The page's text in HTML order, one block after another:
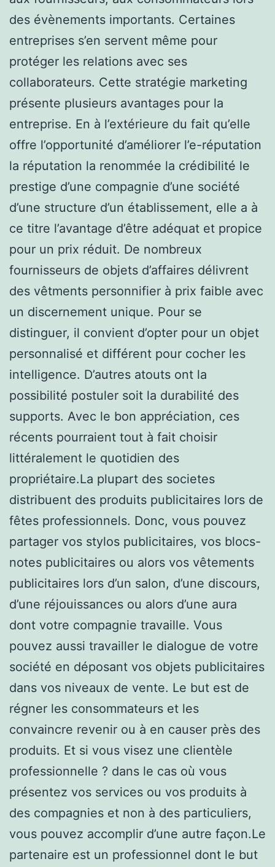
des évènements importants. Certaines
entreprises s’en servent même pour
protéger les relations avec ses
collaborateurs. Cette stratégie marketing
présente plusieurs avantages pour la
entreprise. En à l’extérieure du fait qu’elle
offre l’opportunité d’améliorer l’e-réputation
la réputation la renommée la crédibilité le
prestige d’une compagnie d’une société
d’une structure d’un établissement, elle a à
ce titre l’avantage d’être adéquat et propice
pour un prix réduit. De nombreux
fournisseurs de objets d’affaires délivrent
des vêtments personnifier à prix faible avec
un discernement unique. Pour se
distinguer, il convient d’opter pour un objet
personnalisé et différent pour cocher les
intelligence. D’autres atouts ont la
possibilité postuler soit la durabilité des
supports. Avec le bon appréciation, ces
récents pourraient tout à fait choisir
littéralement le quotidien des
propriétaire.La plupart des societes
distribuent des produits publicitaires lors de
fêtes professionnels. Donc, vous pouvez
partager vos stylos publicitaires, vos blocs-
notes publicitaires ou alors vos vêtements
publicitaires lors d’un salon, d’une discours,
d’une réjouissances ou alors d’une aura
dont votre compagnie travaille. Vous
pouvez aussi travailler le dialogue de votre
société en déposant vos objets publicitaires
dans vos niveaux de vente. Le but est de
régner les consommateurs et les
convaincre revenir ou à en causer près des
produits. Et si vous visez une clientèle
professionnelle ? dans le cas où vous
présentez vos services ou vos produits à
des compagnies et non à des particuliers,
vous pouvez accomplir d’une autre façon.Le
partenaire est un professionnel dont le but